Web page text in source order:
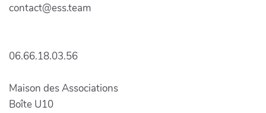
contact@ess.team
06.66.18.03.56
Maison des Associations
Boîte U10